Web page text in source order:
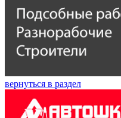
вернуться в раздел